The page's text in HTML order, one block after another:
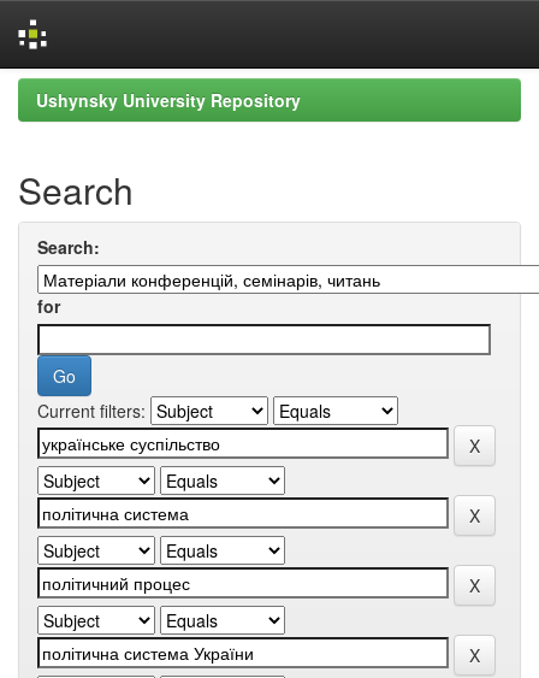
Skip
navigation
Ushynsky University Repository
Search
Search:
for
Current filters: